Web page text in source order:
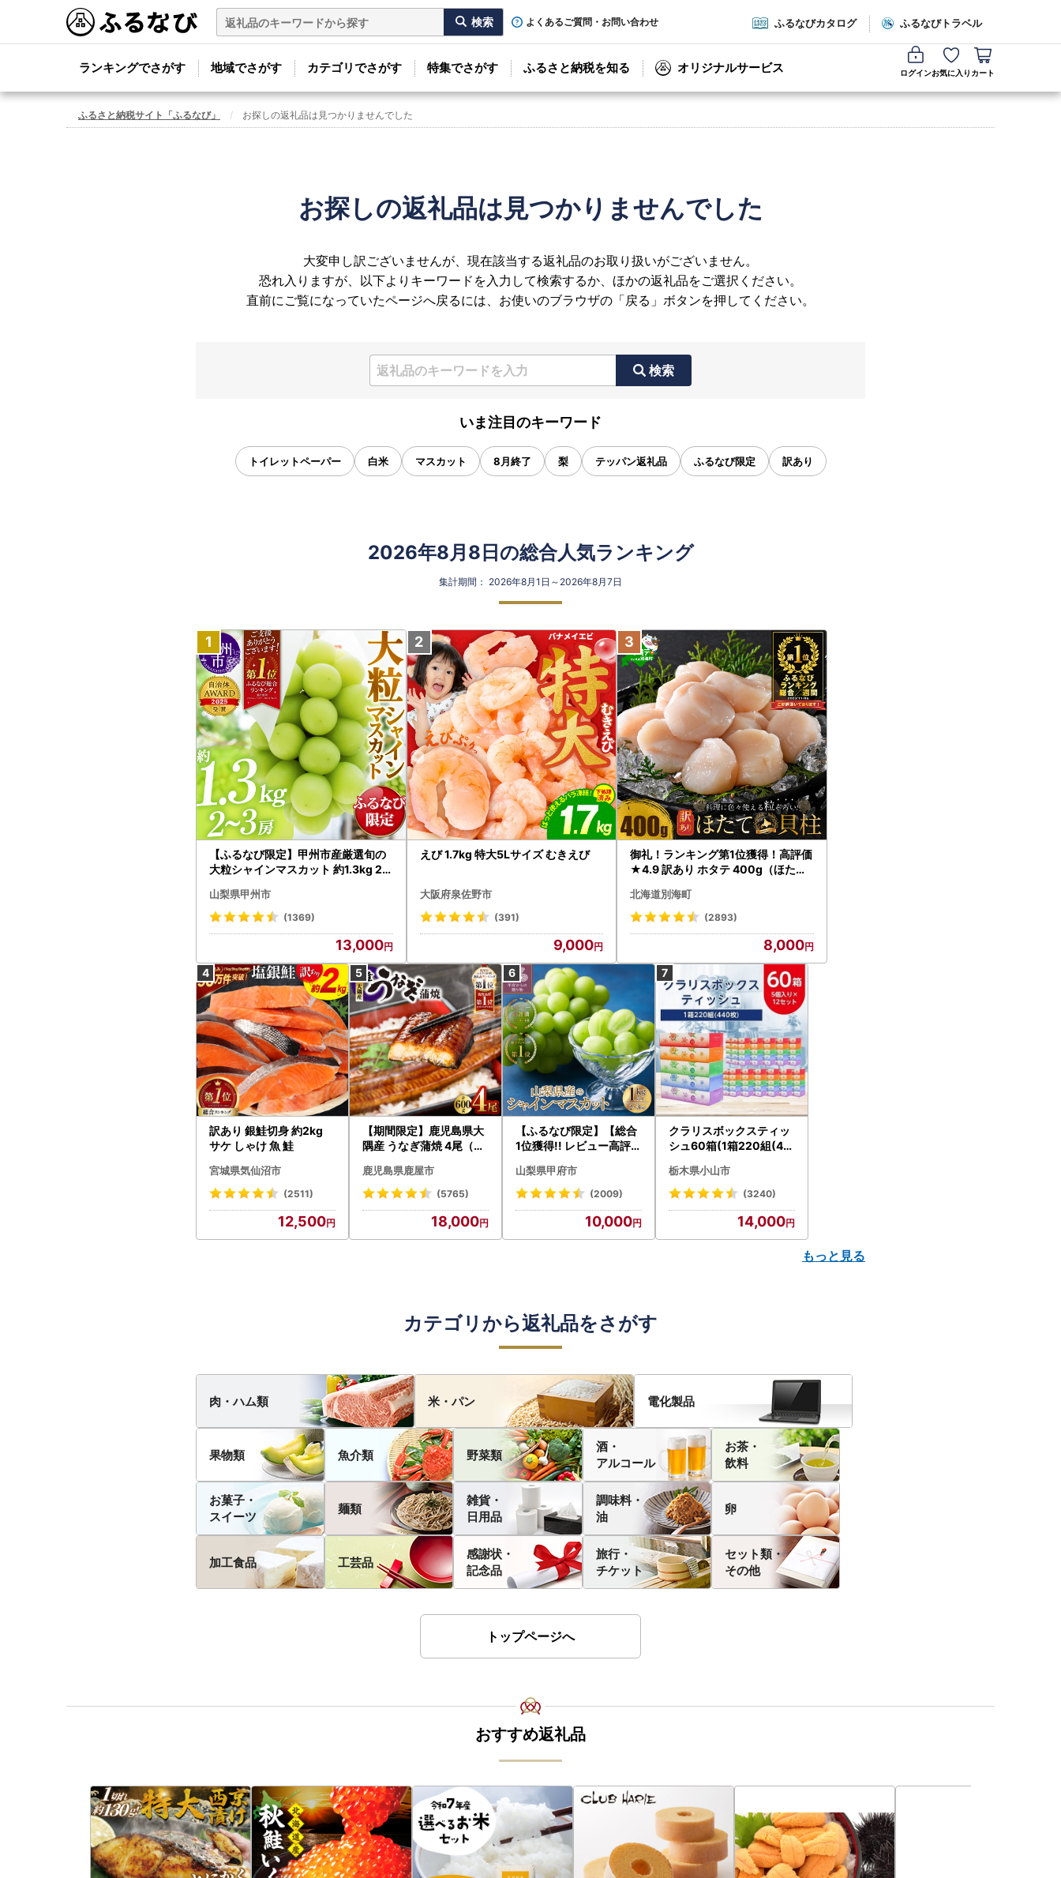
よくあるご質問・お問い合わせ ふるなびカタログ ふるなびトラベル
ランキングでさがす 地域でさがす カテゴリでさがす 特集でさがす ふるさと納税を知る オリジナルサービス ログインお気に入り カート
ふるさと納税サイト「ふるなび」 お探しの返礼品は見つかりませんでした
お探しの返礼品は見つかりませんでした
大変申し訳ございませんが、現在該当する返礼品のお取り扱いがございません。
恐れ入りますが、以下よりキーワードを入力して検索するか、ほかの返礼品をご選択ください。
直前にご覧になっていたページへ戻るには、お使いのブラウザの「戻る」ボタンを押してください。
検索
いま注目のキーワード
トイレットペーパー 白米 マスカット 8月終了 梨 テッパン返礼品 ふるなび限定 訳あり
2026年8月8日の総合人気ランキング
集計期間： 2026年8月1日～2026年8月7日
【ふるなび限定】甲州市産厳選旬の
大粒シャインマスカット 約1.3kg 2
472 FN-Limited-VO シャインマス
カット フルーツ
山梨県甲州市
(1369)
13,000
えび 1.7kg 特大5Lサイズ むきえび
大阪府泉佐野市
(391)
9,000
御礼！ランキング第1位獲得！高評価
★4.9 訳あり ホタテ 400g（ほたて
北海道別海町
(2893)
8,000
訳あり 銀鮭切身 約2kg
サケ しゃけ 魚 鮭
宮城県気仙沼市
(2511)
12,500
【期間限定】鹿児島県大
隅産 うなぎ蒲焼 4尾（60
cp18 うなぎ 鰻 魚 惣菜 総
菜
鹿児島県鹿屋市
(5765)
18,000
【ふるなび限定】【総合
1位獲得!! レビュー高評価
〉山梨県産 シャインマス
カット 2～3房（1.0kg以
N-Limited-SP
山梨県甲府市
(2009)
10,000
クラリスボックスティッ
シュ60箱(1箱220組(44
ト)【配送不可地域：離島
・沖縄県】【1256759】
栃木県小山市
(3240)
14,000
もっと見る
カテゴリから返礼品をさがす
肉・ハム類 米・パン 電化製品
果物類 魚介類 野菜類
酒・
アルコール
お茶・
飲料
お菓子・
スイーツ
麺類
雑貨・
日用品
調味料・
油
卵
加工食品 工芸品
感謝状・
記念品
旅行・
チケット
セット類・
その他
トップページへ
おすすめ返礼品